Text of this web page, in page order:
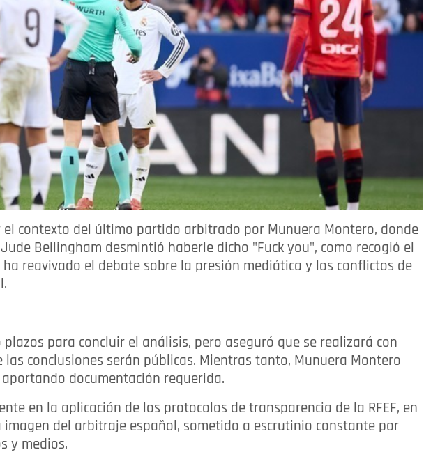
el contexto del último partido arbitrado por Munuera Montero, donde
Bellingham desmintió haberle dicho "Fuck you", como recogió el
reavivado el debate sobre la presión mediática y los conflictos de
plazos para concluir el análisis, pero aseguró que se realizará con
conclusiones serán públicas. Mientras tanto, Munuera Montero
documentación requerida.
en la aplicación de los protocolos de transparencia de la RFEF, en
del arbitraje español, sometido a escrutinio constante por
y medios.